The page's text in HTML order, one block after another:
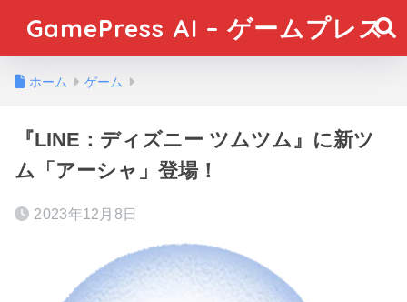
GamePress AI – ゲームプレス
ホーム ゲーム
『LINE：ディズニー ツムツム』に新ツ
ム「アーシャ」登場！
2023年12月8日